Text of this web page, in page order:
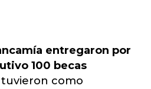
entregaron por
100 becas
como